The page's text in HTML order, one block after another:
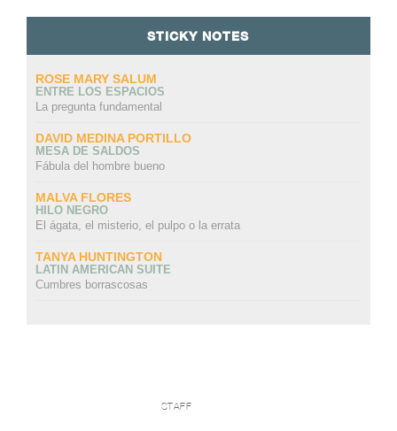
STICKY NOTES
ROSE MARY SALUM
ENTRE LOS ESPACIOS
La pregunta fundamental
DAVID MEDINA PORTILLO
MESA DE SALDOS
Fábula del hombre bueno
MALVA FLORES
HILO NEGRO
El ágata, el misterio, el pulpo o la errata
TANYA HUNTINGTON
LATIN AMERICAN SUITE
Cumbres borrascosas
STAFF